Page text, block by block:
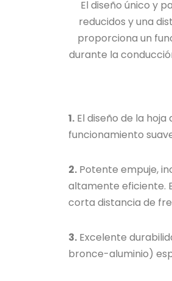
El diseño único y
reducidos y una
proporciona un
durante la
1. El diseño de la
funcionamiento
2. Potente empuje,
altamente eficiente.
corta distancia de
3. Excelente
bronce-aluminio)